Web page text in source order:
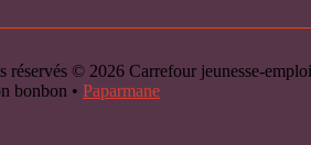
réservés © 2026 Carrefour jeunesse-
bonbon • Paparmane